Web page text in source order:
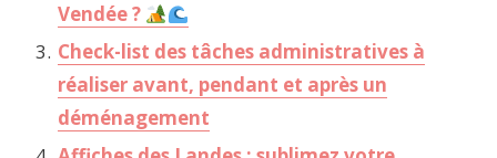
Vendée ?
Check-list des tâches administratives à
réaliser avant, pendant et après un
déménagement